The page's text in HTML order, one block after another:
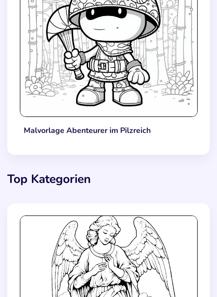
Malvorlage Abenteurer im Pilzreich
Top Kategorien